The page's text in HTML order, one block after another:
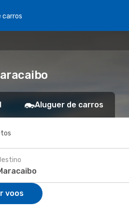
carros
Aluguer de carros
voos